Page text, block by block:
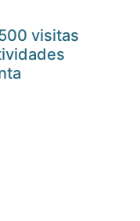
visitas